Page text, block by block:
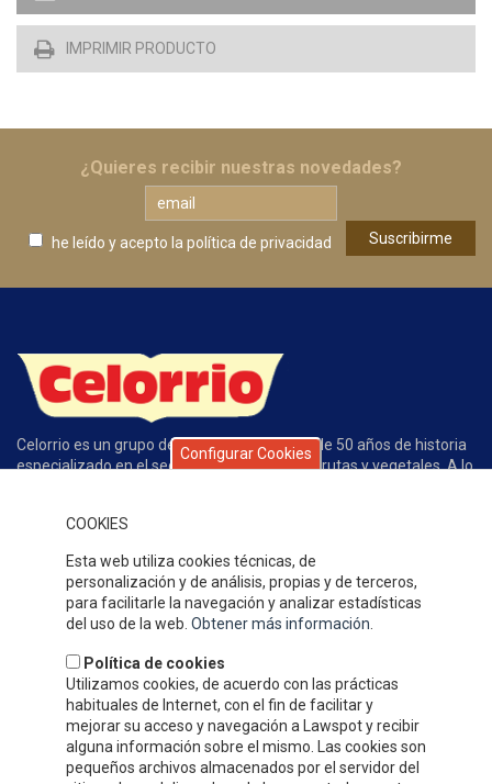
Configurar Cookies
COOKIES
Esta web utiliza cookies técnicas, de
personalización y de análisis, propias y de terceros,
para facilitarle la navegación y analizar estadísticas
del uso de la web. Obtener más información
Política de cookies
Utilizamos cookies, de acuerdo con las prácticas
habituales de Internet, con el fin de facilitar y
mejorar su acceso y navegación a Lawspot y recibir
alguna información sobre el mismo. Las cookies son
pequeños archivos almacenados por el servidor del
IMPRIMIR PRODUCTO
¿Quieres recibir nuestras novedades?
he leído y acepto la política de privacidad
Celorrio es un grupo de empresas con más de 50 años de historia
especializado en el sector de conservas de frutas y vegetales. A lo
permitido que gocemos de un gran prestigio y reconocimiento en
DÓNDE ESTAMOS